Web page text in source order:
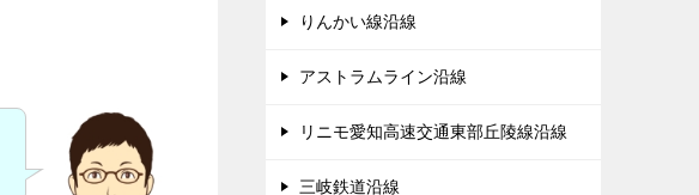
りんかい線沿線
アストラムライン沿線
リニモ愛知高速交通東部丘陵線沿線
三岐鉄道沿線